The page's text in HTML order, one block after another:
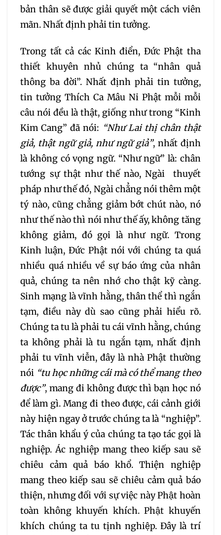
200 201 202
203 204 205
206 207 208
209 210 211 212
213 214 215 216
217 218 219 220
221 222 223
225
228 229
230 231 232
233 234 235
236 237 238
239 240 241
242 243 244
245 246 247
248 249 250
251 252 253
254 255 256
bản thân sẽ được giải quyết một cách viên
mãn. Nhất định phải tin tưởng.
Trong tất cả các Kinh điển, Đức Phật tha
thiết khuyên nhủ chúng ta “nhân quả
thông ba đời”. Nhất định phải tin tưởng,
tin tưởng Thích Ca Mâu Ni Phật mỗi mỗi
câu nói đều là thật, giống như trong “Kinh
Kim Cang” đã nói: “Như Lai thị chân thật
giả, thật ngữ giả, như ngữ giả”, nhất định
là không có vọng ngữ. “Như ngữ” là: chân
tướng sự thật như thế nào, Ngài thuyết
pháp như thế đó, Ngài chẳng nói thêm một
tý nào, cũng chẳng giảm bớt chút nào, nó
như thế nào thì nói như thế ấy, không tăng
không giảm, đó gọi là như ngữ. Trong
Kinh luận, Đức Phật nói với chúng ta quá
nhiều quá nhiều về sự báo ứng của nhân
quả, chúng ta nên nhớ cho thật kỹ càng.
Sinh mạng là vĩnh hằng, thân thể thì ngắn
tạm, điều này dù sao cũng phải hiểu rõ.
Chúng ta tu là phải tu cái vĩnh hằng, chúng
ta không phải là tu ngắn tạm, nhất định
phải tu vĩnh viễn, đây là nhà Phật thường
nói “tu học những cái mà có thể mang theo
được”, mang đi không được thì bạn học nó
để làm gì. Mang đi theo được, cái cảnh giới
này hiện ngay ở trước chúng ta là “nghiệp”.
Tác thân khẩu ý của chúng ta tạo tác gọi là
nghiệp. Ác nghiệp mang theo kiếp sau sẽ
chiêu cảm quả báo khổ. Thiện nghiệp
mang theo kiếp sau sẽ chiêu cảm quả báo
thiện, nhưng đối với sự việc này Phật hoàn
toàn không khuyến khích. Phật khuyến
khích chúng ta tu tịnh nghiệp. Đây là trí